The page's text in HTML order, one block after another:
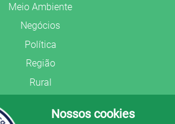
Meio Ambiente
Negócios
Política
Região
Rural
Segurança PúblicaNossos cookies